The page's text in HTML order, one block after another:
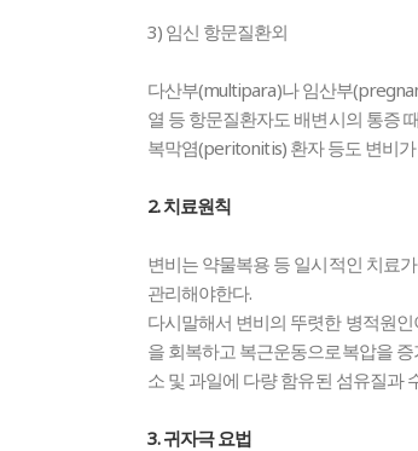
3) 임신 항문질환외
다산부(multipara)나 임산부
열 등 항문질환자도 배변시의 통증
복막염(peritonitis) 환자 등도 변비가
2. 치료원칙
변비는 약물복용 등 일시적인 치료
관리해야한다.
다시말해서 변비의 뚜렷한 병적원
을 회복하고 복근운동으로복압을
소 및 과일에 다량 함유된 섬유질과
3. 귀자극 요법